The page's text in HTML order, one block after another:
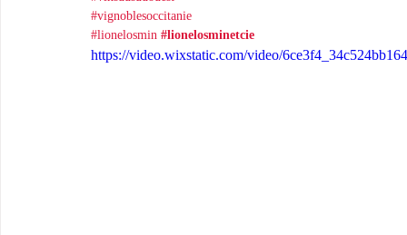
#vignoblesoccitanie
#lionelosmin #lionelosminetcie
https://video.wixstatic.com/video/